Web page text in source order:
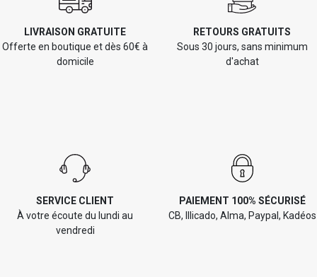
LIVRAISON GRATUITE
Offerte en boutique et dès 60€ à
domicile
RETOURS GRATUITS
Sous 30 jours, sans minimum
d'achat
SERVICE CLIENT
À votre écoute du lundi au
vendredi
PAIEMENT 100% SÉCURISÉ
CB, Illicado, Alma, Paypal, Kadéos